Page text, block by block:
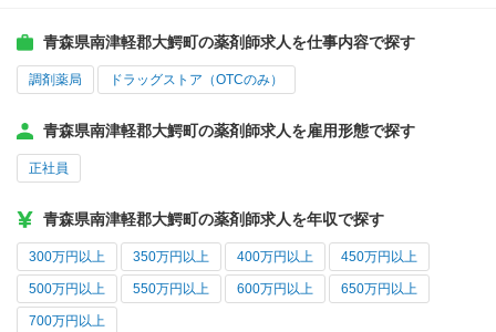
青森県南津軽郡大鰐町の薬剤師求人を仕事内容で探す
調剤薬局 ドラッグストア（OTCのみ）
青森県南津軽郡大鰐町の薬剤師求人を雇用形態で探す
正社員
青森県南津軽郡大鰐町の薬剤師求人を年収で探す
300万円以上 350万円以上 400万円以上 450万円以上
500万円以上 550万円以上 600万円以上 650万円以上
700万円以上